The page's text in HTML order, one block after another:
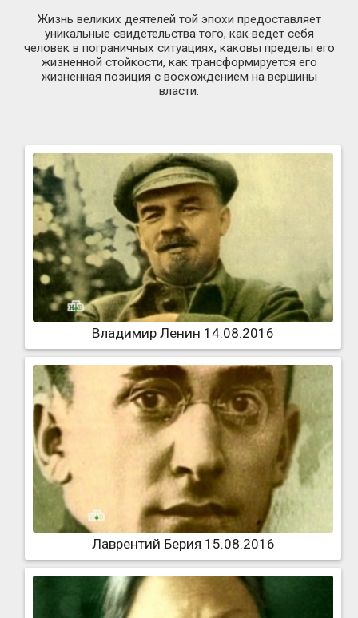
Жизнь великих деятелей той эпохи предоставляет
уникальные свидетельства того, как ведет себя
человек в пограничных ситуациях, каковы пределы его
жизненной стойкости, как трансформируется его
жизненная позиция с восхождением на вершины
власти.
Владимир Ленин 14.08.2016
Лаврентий Берия 15.08.2016